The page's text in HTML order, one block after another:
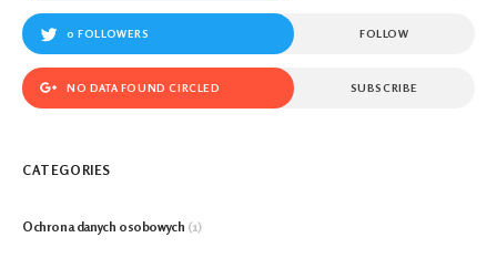
0 FOLLOWERS FOLLOW
NO DATA FOUND CIRCLED SUBSCRIBE
CATEGORIES
Ochrona danych osobowych (1)